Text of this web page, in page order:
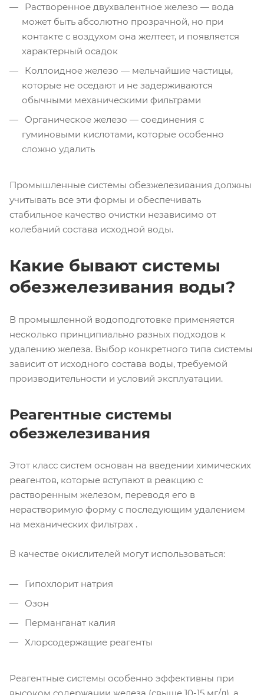
Растворенное двухвалентное железо — вода
может быть абсолютно прозрачной, но при
контакте с воздухом она желтеет, и появляется
характерный осадок
Коллоидное железо — мельчайшие частицы,
которые не оседают и не задерживаются
обычными механическими фильтрами
Органическое железо — соединения с
гуминовыми кислотами, которые особенно
сложно удалить
Промышленные системы обезжелезивания должны
учитывать все эти формы и обеспечивать
стабильное качество очистки независимо от
колебаний состава исходной воды.
Какие бывают системы
обезжелезивания воды?
В промышленной водоподготовке применяется
несколько принципиально разных подходов к
удалению железа. Выбор конкретного типа системы
зависит от исходного состава воды, требуемой
производительности и условий эксплуатации.
Реагентные системы
обезжелезивания
Этот класс систем основан на введении химических
реагентов, которые вступают в реакцию с
растворенным железом, переводя его в
нерастворимую форму с последующим удалением
на механических фильтрах .
В качестве окислителей могут использоваться:
Гипохлорит натрия
Озон
Перманганат калия
Хлорсодержащие реагенты
Реагентные системы особенно эффективны при